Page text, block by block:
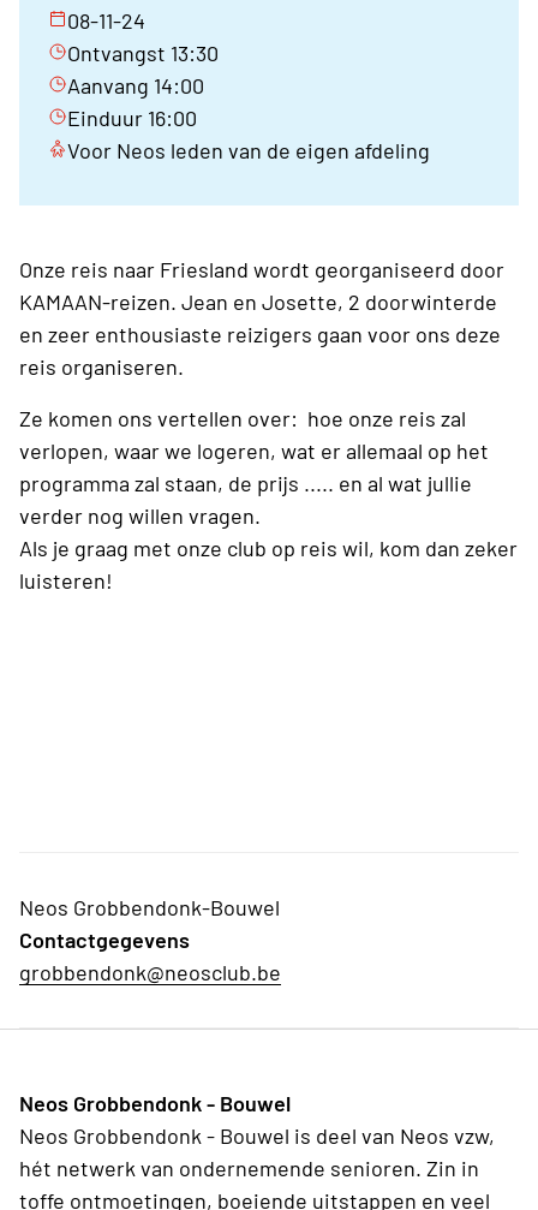
08-11-24
Ontvangst 13:30
Aanvang 14:00
Einduur 16:00
Voor Neos leden van de eigen afdeling
Onze reis naar Friesland wordt georganiseerd door
KAMAAN-reizen. Jean en Josette, 2 doorwinterde
en zeer enthousiaste reizigers gaan voor ons deze
reis organiseren.
Ze komen ons vertellen over: hoe onze reis zal
verlopen, waar we logeren, wat er allemaal op het
programma zal staan, de prijs ..... en al wat jullie
verder nog willen vragen.
Als je graag met onze club op reis wil, kom dan zeker
luisteren!
Neos Grobbendonk-Bouwel
Contactgegevens
grobbendonk@neosclub.be
Neos Grobbendonk - Bouwel
Neos Grobbendonk - Bouwel is deel van Neos vzw,
hét netwerk van ondernemende senioren. Zin in
toffe ontmoetingen, boeiende uitstappen en veel